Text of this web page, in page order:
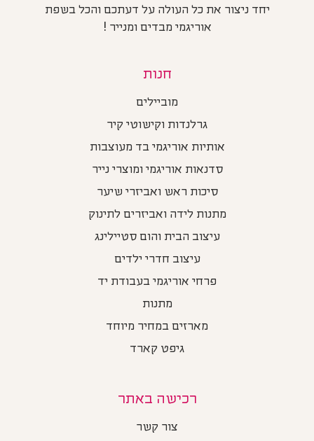
יחד ניצור את כל העולה על דעתכם והכל בשפת
אוריגמי מבדים ומנייר !
חנות
מוביילים
גרלנדות וקישוטי קיר
אותיות אוריגמי בד מעוצבות
סדנאות אוריגמי ומוצרי נייר
סיכות ראש ואביזרי שיער
מתנות לידה ואביזרים לתינוק
עיצוב הבית והום סטיילינג
עיצוב חדרי ילדים
פרחי אוריגמי בעבודת יד
מתנות
מארזים במחיר מיוחד
גיפט קארד
רכישה באתר
צור קשר